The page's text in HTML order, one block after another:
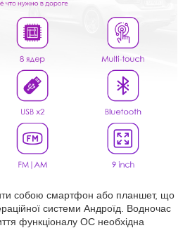
собою смартфон або планшет, що
системи Андроїд. Водночас
функціоналу ОС необхідна